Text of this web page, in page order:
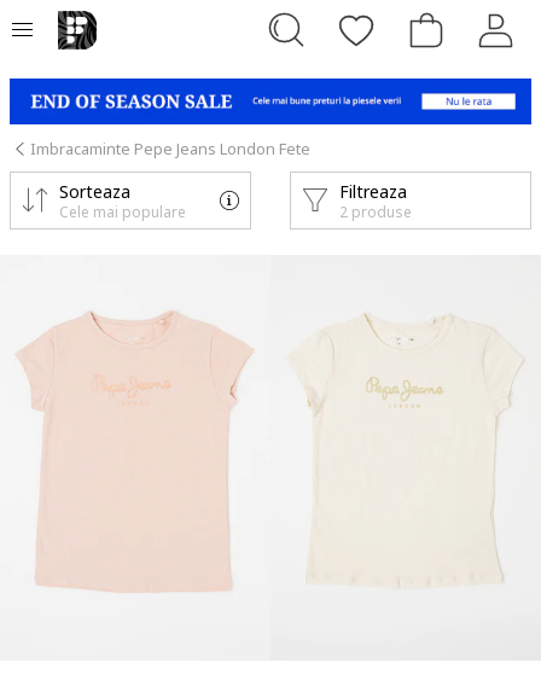
Imbracaminte Pepe Jeans London Fete
Filtreaza
2 produse
Sorteaza
Cele mai populare